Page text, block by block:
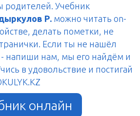
родителей. Учебник
Р. можно читать on-
делать пометки, не
Если ты не нашёл
- напиши нам, мы его найдём и
в удовольствие и постигай
онлайн